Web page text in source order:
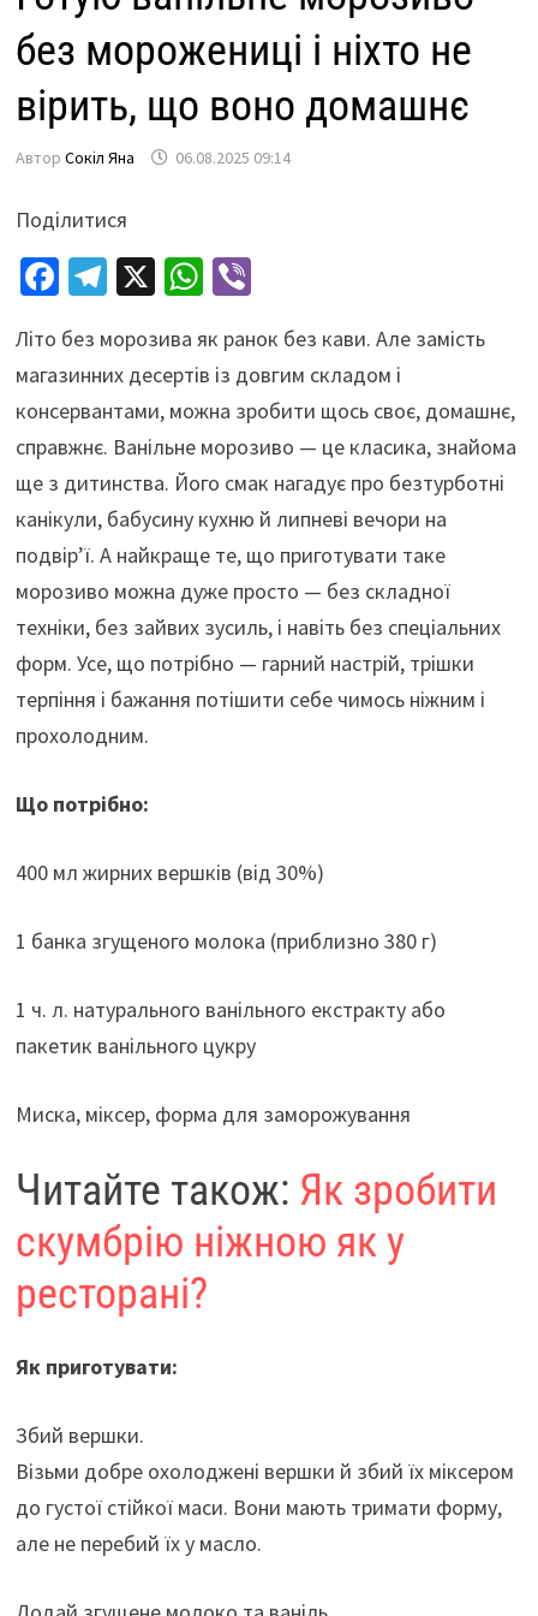
без морожениці і ніхто не
вірить, що воно домашнє
Автор Сокіл Яна 06.08.2025 09:14
Поділитися
Fa
b
o
o
k
Te
gr
a
m
X W
at
sA
p
p
Vi
er
Літо без морозива як ранок без кави. Але замість
магазинних десертів із довгим складом і
консервантами, можна зробити щось своє, домашнє,
справжнє. Ванільне морозиво — це класика, знайома
ще з дитинства. Його смак нагадує про безтурботні
канікули, бабусину кухню й липневі вечори на
подвір’ї. А найкраще те, що приготувати таке
морозиво можна дуже просто — без складної
техніки, без зайвих зусиль, і навіть без спеціальних
форм. Усе, що потрібно — гарний настрій, трішки
терпіння і бажання потішити себе чимось ніжним і
прохолодним.
Що потрібно:
400 мл жирних вершків (від 30%)
1 банка згущеного молока (приблизно 380 г)
1 ч. л. натурального ванільного екстракту або
пакетик ванільного цукру
Миска, міксер, форма для заморожування
Читайте також: Як зробити
скумбрію ніжною як у
ресторані?
Як приготувати:
Збий вершки.
Візьми добре охолоджені вершки й збий їх міксером
до густої стійкої маси. Вони мають тримати форму,
але не перебий їх у масло.